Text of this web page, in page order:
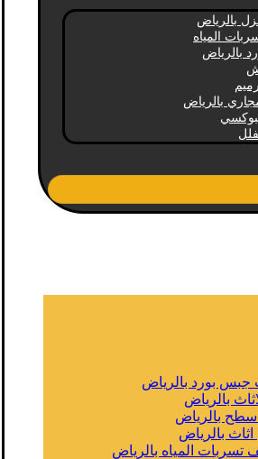
بالرياض
المياه
بالرياض
بالرياض
بورد بالرياض
بالرياض
بالرياض
بالرياض
المياه بالرياض